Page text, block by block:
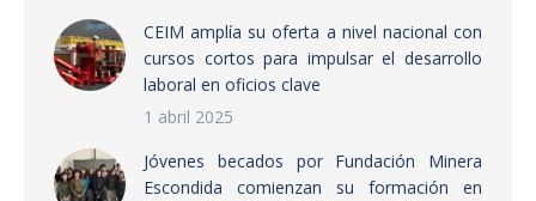
CEIM amplía su oferta a nivel nacional con
cursos cortos para impulsar el desarrollo
laboral en oficios clave
1 abril 2025
Jóvenes becados por Fundación Minera
Escondida comienzan su formación en